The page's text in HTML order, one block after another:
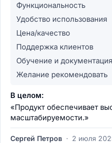
Функциональность
Удобство использования
Цена/качество
Поддержка клиентов
Обучение и документация
Желание рекомендовать
В целом:
«Продукт обеспечивает
масштабируемости.»
Сергей Петров · 2 июля